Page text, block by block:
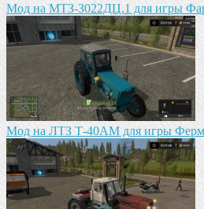
Mод на MTЗ-З022ДЦ.1 для игры
Мод на ЛТЗ Т-40АМ для игры